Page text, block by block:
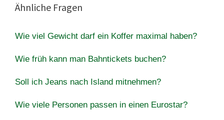
Ähnliche Fragen
Wie viel Gewicht darf ein Koffer maximal haben?
Wie früh kann man Bahntickets buchen?
Soll ich Jeans nach Island mitnehmen?
Wie viele Personen passen in einen Eurostar?